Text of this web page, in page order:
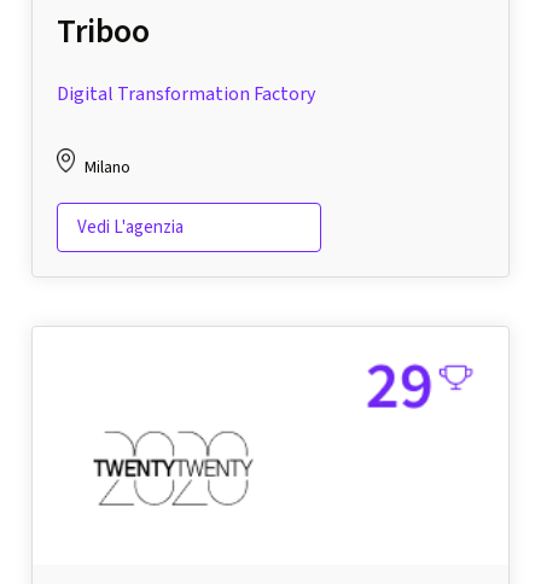
Triboo
Digital Transformation Factory
Milano
Vedi L'agenzia